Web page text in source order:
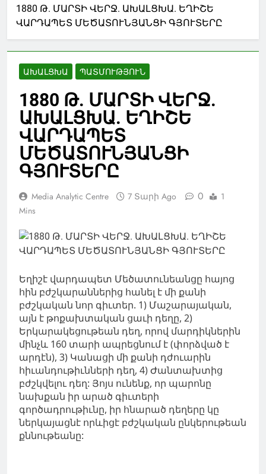
1880 Թ. ՄԱՐՏԻ ՎԵՐՋ. ԱԽԱԼՑԽԱ. ԵՂԻՇԵ
ՎԱՐԴԱՊԵՏ ՄԵԾԱՏՈՒՆՅԱՆՑԻ ԳՅՈՒՏԵՐԸ
ԱԽԱԼՑԽԱ ՊԱՏՄՈՒԹՅՈՒՆ
1880 Թ. ՄԱՐՏԻ ՎԵՐՋ.
ԱԽԱԼՑԽԱ. ԵՂԻՇԵ
ՎԱՐԴԱՊԵՏ
ՄԵԾԱՏՈՒՆՅԱՆՑԻ
ԳՅՈՒՏԵՐԸ
Media Analytic Centre 7 Տարի Ago 0
1
Mins
Եղիշէ վարդապետ Մեծատունեանցը հայոց
հին բժշկարաններից հանել է մի քանի
բժշկական նոր գիւտեր. 1) Մաշարայական,
այն է թոքախտական ցաւի դեղը, 2)
Երկարակեցութեան դեղ, որով մարդիկներին
մինչև 160 տարի ապրեցնում է (փորձված է
արդէն), 3) Կանացի մի քանի դժուարին
հիւանդութիւնների դեղ, 4) Ժանտախտից
բժշկվելու դեղ: Յոյս ունենք, որ պարոնը
նախքան իր արած գիւտերի
գործադրութիւնը, իր հնարած դեղերը կը
ներկայացնէ որևիցէ բժշկական ընկերութեան
քննութեանը: